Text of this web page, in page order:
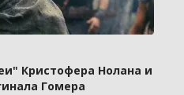
Кристофера Нолана и
Гомера